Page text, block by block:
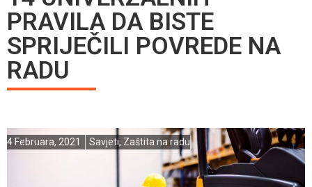
PRAVILA DA BISTE
SPRIJEČILI POVREDE NA
RADU
4 Februara, 2021 Savjeti, Zaštita na radu